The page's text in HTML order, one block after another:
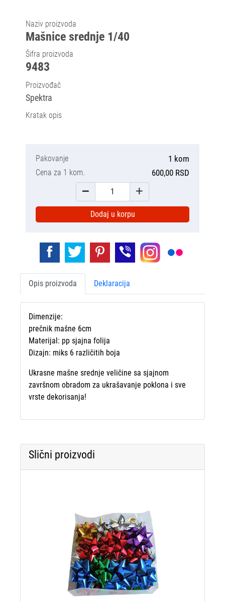
Naziv proizvoda
Mašnice srednje 1/40
Šifra proizvoda
9483
Proizvođač
Spektra
Kratak opis
Pakovanje 1 kom
Cena za 1 kom. 600,00 RSD
Dodaj u korpu
Opis proizvoda Deklaracija
Dimenzije:
prečnik mašne 6cm
Materijal: pp sjajna folija
Dizajn: miks 6 različitih boja
Ukrasne mašne srednje veličine sa sjajnom
završnom obradom za ukrašavanje poklona i sve
vrste dekorisanja!
Slični proizvodi